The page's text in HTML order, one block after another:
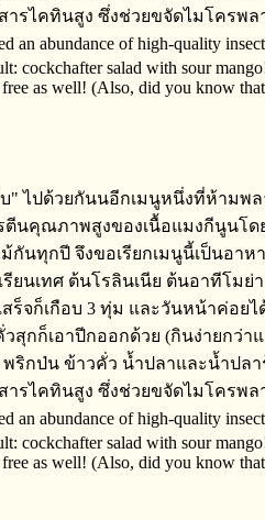
" ไปด้วยกันนอีกเมนูหนึ่งที่ห้ามพ
น​คุณภาพสูงของเนื้อแมงกีนูน​โ
นทุกปี​ จึงขอเรียกเมนูนี้เป็นอ
นเทศ​ ต้นโรลิ​นเนีย​ ต้นอาทีโม
ร็จ​ก็เกือบ​ 3 ทุ่ม​ และวันหน้าค่
กก็เอาปีกออก​ด้วย​ (กินง่ายกว่
กป่น​ ข้าวคั่ว​ น้ำปลาและน้ำป
รไคทินสูง​ ซึ่งช่วยขจัดไมโครพ
abundance of high-quality
cockchafter salad with sour
as well! (Also, did you know